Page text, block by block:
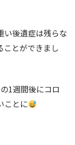
い後遺症は残らな
ことができまし
1週間後にコロ
ことに